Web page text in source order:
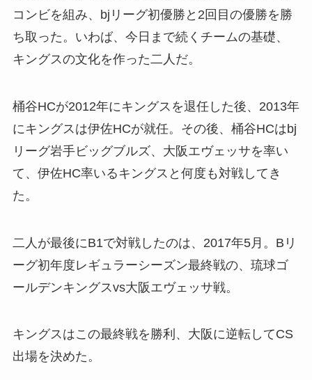
コンビを組み、bjリーグ初優勝と2回目の優勝を勝
ち取った。いわば、今日まで続くチームの基礎、
キングスの文化を作った二人だ。
桶谷HCが2012年にキングスを退任した後、2013年
にキングスは伊佐HCが就任。その後、桶谷HCはbj
リーグ岩手ビッグブルズ、大阪エヴェッサを率い
て、伊佐HC率いるキングスと何度も対戦してき
た。
二人が最後にB1で対戦したのは、2017年5月。Bリ
ーグ初年度レギュラーシーズン最終戦の、琉球ゴ
ールデンキングスvs大阪エヴェッサ戦。
キングスはこの最終戦を勝利、大阪に逆転してCS
出場を決めた。